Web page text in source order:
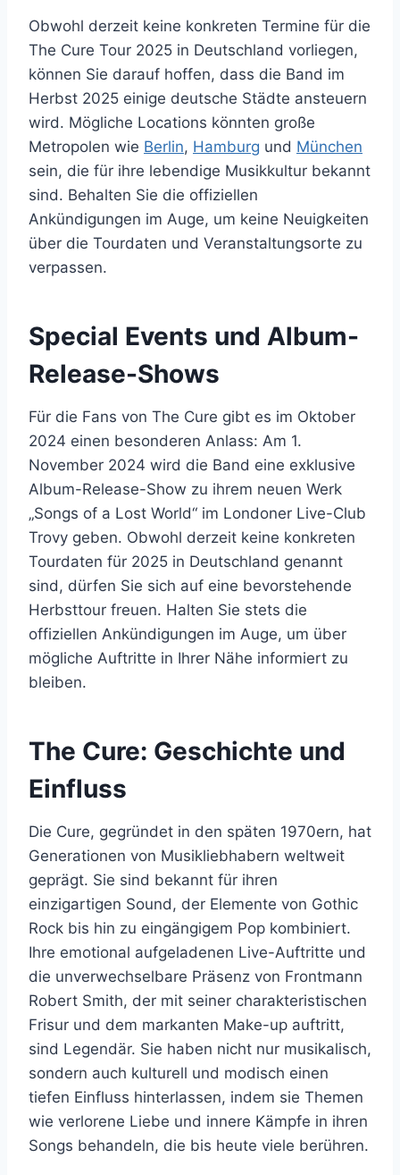
Obwohl derzeit keine konkreten Termine für die
The Cure Tour 2025 in Deutschland vorliegen,
können Sie darauf hoffen, dass die Band im
Herbst 2025 einige deutsche Städte ansteuern
wird. Mögliche Locations könnten große
Metropolen wie Berlin, Hamburg und München
sein, die für ihre lebendige Musikkultur bekannt
sind. Behalten Sie die offiziellen
Ankündigungen im Auge, um keine Neuigkeiten
über die Tourdaten und Veranstaltungsorte zu
verpassen.
Special Events und Album-
Release-Shows
Für die Fans von The Cure gibt es im Oktober
2024 einen besonderen Anlass: Am 1.
November 2024 wird die Band eine exklusive
Album-Release-Show zu ihrem neuen Werk
„Songs of a Lost World“ im Londoner Live-Club
Trovy geben. Obwohl derzeit keine konkreten
Tourdaten für 2025 in Deutschland genannt
sind, dürfen Sie sich auf eine bevorstehende
Herbsttour freuen. Halten Sie stets die
offiziellen Ankündigungen im Auge, um über
mögliche Auftritte in Ihrer Nähe informiert zu
bleiben.
The Cure: Geschichte und
Einfluss
Die Cure, gegründet in den späten 1970ern, hat
Generationen von Musikliebhabern weltweit
geprägt. Sie sind bekannt für ihren
einzigartigen Sound, der Elemente von Gothic
Rock bis hin zu eingängigem Pop kombiniert.
Ihre emotional aufgeladenen Live-Auftritte und
die unverwechselbare Präsenz von Frontmann
Robert Smith, der mit seiner charakteristischen
Frisur und dem markanten Make-up auftritt,
sind Legendär. Sie haben nicht nur musikalisch,
sondern auch kulturell und modisch einen
tiefen Einfluss hinterlassen, indem sie Themen
wie verlorene Liebe und innere Kämpfe in ihren
Songs behandeln, die bis heute viele berühren.